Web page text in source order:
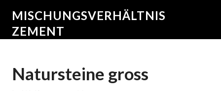
MISCHUNGSVERHÄLTNIS
ZEMENT
Natursteine gross